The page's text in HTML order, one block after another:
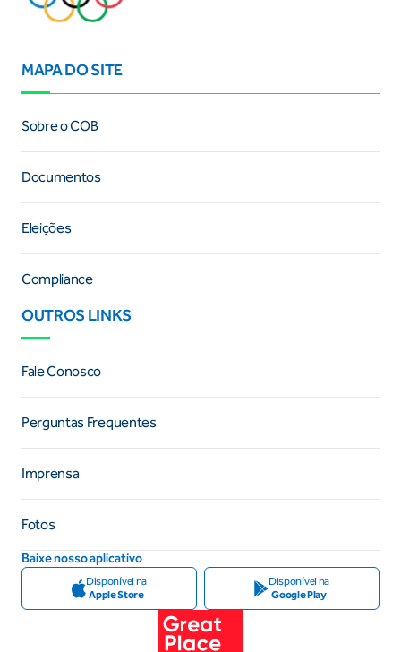
MAPA DO SITE
Sobre o COB
Documentos
Eleições
Compliance
OUTROS LINKS
Fale Conosco
Perguntas Frequentes
Imprensa
Fotos
Baixe nosso aplicativo
Disponível na
Apple Store
Disponível na
Google Play